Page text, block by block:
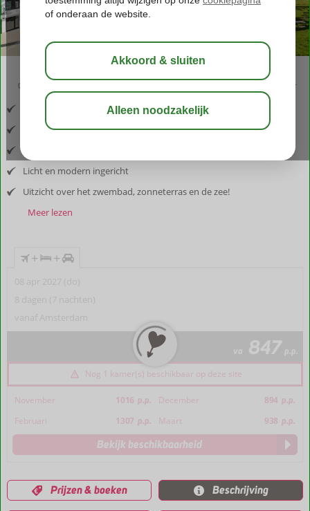
04:40 bewaar
Inclusief vlucht en huurauto
Op loopafstand van het strand van San Agustín
Licht en modern ingericht
Uitzicht over het zwembad, zonneterras en de zee!
Meer lezen
+ +
08 apr 2027 (do)
8 dagen (7 nachten)
vanaf Amsterdam
va 847 p.p.
Nog 1 kamer(s) beschikbaar op deze site
November 1016 p.p. December 894 p.p.
Februari
1307 p.p. Maart 938 p.p.
Bekijk beschikbaarheid
Prijzen & boeken Beschrijving